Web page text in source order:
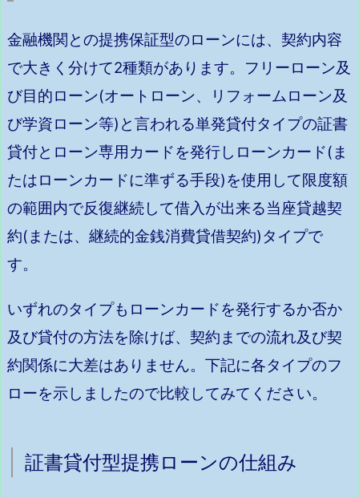
金融機関との提携保証型のローンには、契約内容
で大きく分けて2種類があります。フリーローン及
び目的ローン(オートローン、リフォームローン及
び学資ローン等)と言われる単発貸付タイプの証書
貸付とローン専用カードを発行しローンカード(ま
たはローンカードに準ずる手段)を使用して限度額
の範囲内で反復継続して借入が出来る当座貸越契
約(または、継続的金銭消費貸借契約)タイプで
す。
いずれのタイプもローンカードを発行するか否か
及び貸付の方法を除けば、契約までの流れ及び契
約関係に大差はありません。下記に各タイプのフ
ローを示しましたので比較してみてください。
証書貸付型提携ローンの仕組み